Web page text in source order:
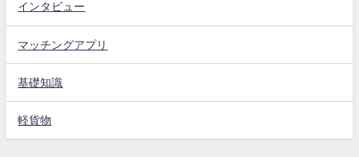
インタビュー
マッチングアプリ
基礎知識
軽貨物